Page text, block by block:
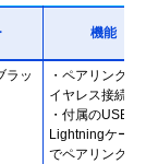
機能
ラッ
・ペアリングで
イヤレス接続
・付属のUSB-C-
Lightningケーブ
でペアリングと